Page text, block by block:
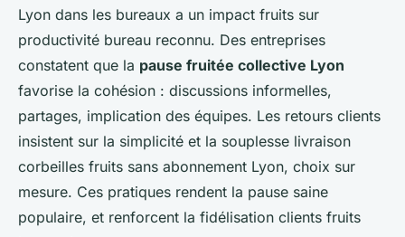
Lyon dans les bureaux a un impact fruits sur
productivité bureau reconnu. Des entreprises
constatent que la pause fruitée collective Lyon
favorise la cohésion : discussions informelles,
partages, implication des équipes. Les retours clients
insistent sur la simplicité et la souplesse livraison
corbeilles fruits sans abonnement Lyon, choix sur
mesure. Ces pratiques rendent la pause saine
populaire, et renforcent la fidélisation clients fruits